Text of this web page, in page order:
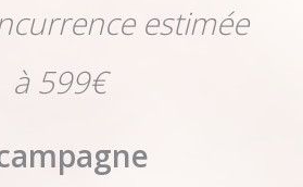
estimée
à 599€